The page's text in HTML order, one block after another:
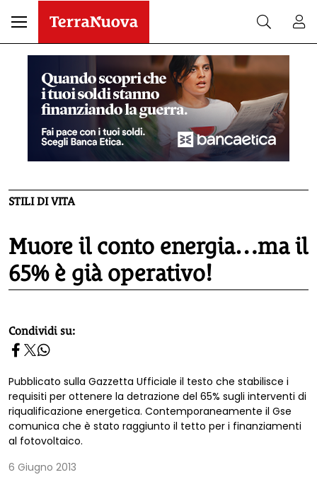
STILI DI VITA
Muore il conto energia…ma il
65% è già operativo!
homepage h2
Condividi su:
Pubblicato sulla Gazzetta Ufficiale il testo che stabilisce i
requisiti per ottenere la detrazione del 65% sugli interventi di
riqualificazione energetica. Contemporaneamente il Gse
comunica che è stato raggiunto il tetto per i finanziamenti
al fotovoltaico.
6 Giugno 2013